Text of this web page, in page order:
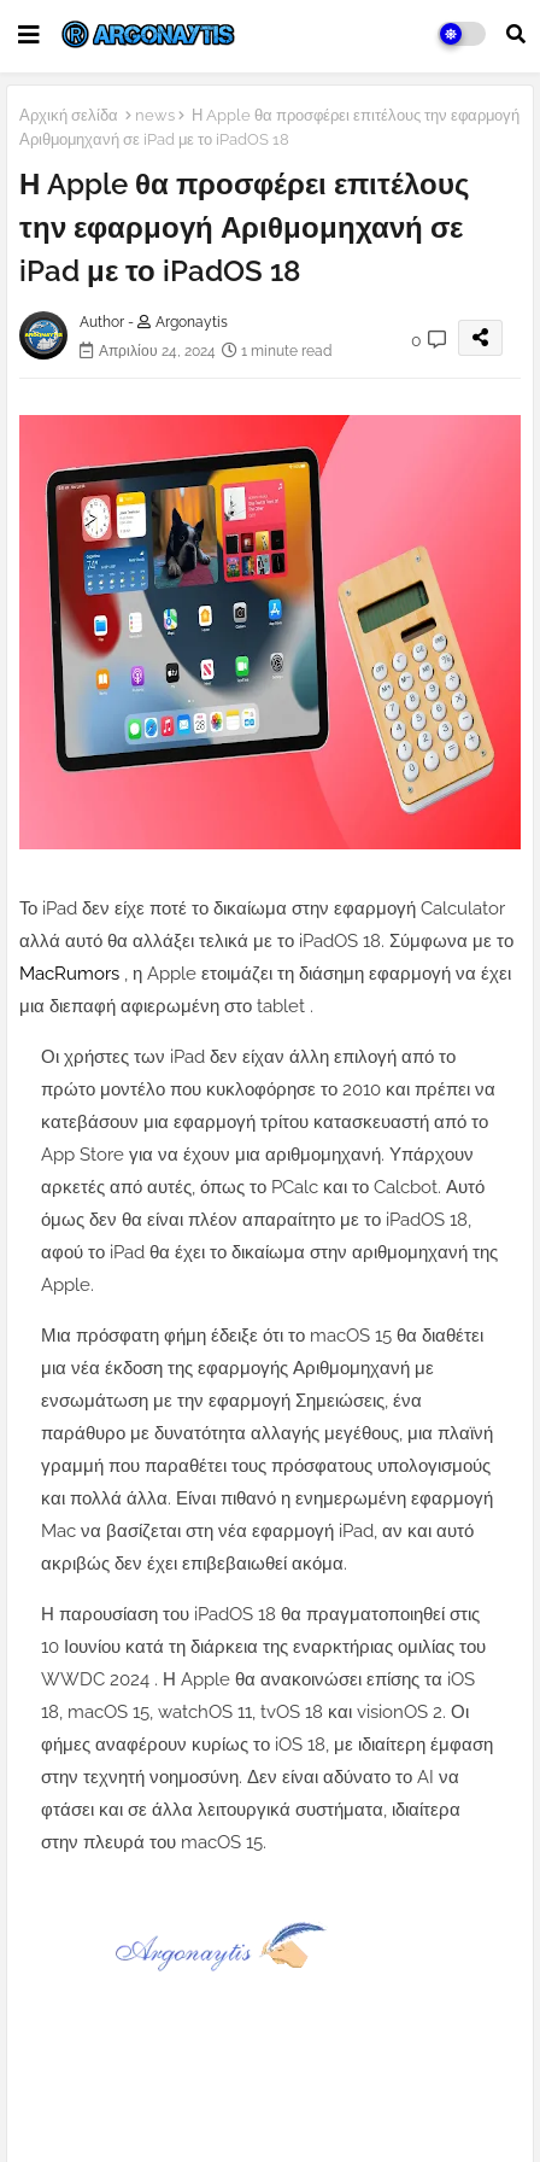
Αρχική σελίδα news
Η Apple θα προσφέρει επιτέλους την εφαρμογή
Αριθμομηχανή σε iPad με το iPadOS 18
Η Apple θα προσφέρει επιτέλους
την εφαρμογή Αριθμομηχανή σε
iPad με το iPadOS 18
Author -
Argonaytis
Απριλίου 24, 2024
1 minute read
0
Το iPad δεν είχε ποτέ το δικαίωμα στην εφαρμογή Calculator
αλλά αυτό θα αλλάξει τελικά με το iPadOS 18. Σύμφωνα με το
MacRumors , η Apple ετοιμάζει τη διάσημη εφαρμογή να έχει
μια διεπαφή αφιερωμένη στο tablet .
Οι χρήστες των iPad δεν είχαν άλλη επιλογή από το
πρώτο μοντέλο που κυκλοφόρησε το 2010 και πρέπει να
κατεβάσουν μια εφαρμογή τρίτου κατασκευαστή από το
App Store για να έχουν μια αριθμομηχανή. Υπάρχουν
αρκετές από αυτές, όπως το PCalc και το Calcbot. Αυτό
όμως δεν θα είναι πλέον απαραίτητο με το iPadOS 18,
αφού το iPad θα έχει το δικαίωμα στην αριθμομηχανή της
Apple.
Μια πρόσφατη φήμη έδειξε ότι το macOS 15 θα διαθέτει
μια νέα έκδοση της εφαρμογής Αριθμομηχανή με
ενσωμάτωση με την εφαρμογή Σημειώσεις, ένα
παράθυρο με δυνατότητα αλλαγής μεγέθους, μια πλαϊνή
γραμμή που παραθέτει τους πρόσφατους υπολογισμούς
και πολλά άλλα. Είναι πιθανό η ενημερωμένη εφαρμογή
Mac να βασίζεται στη νέα εφαρμογή iPad, αν και αυτό
ακριβώς δεν έχει επιβεβαιωθεί ακόμα.
Η παρουσίαση του iPadOS 18 θα πραγματοποιηθεί στις
10 Ιουνίου κατά τη διάρκεια της εναρκτήριας ομιλίας του
WWDC 2024 . Η Apple θα ανακοινώσει επίσης τα iOS
18, macOS 15, watchOS 11, tvOS 18 και visionOS 2. Οι
φήμες αναφέρουν κυρίως το iOS 18, με ιδιαίτερη έμφαση
στην τεχνητή νοημοσύνη. Δεν είναι αδύνατο το AI να
φτάσει και σε άλλα λειτουργικά συστήματα, ιδιαίτερα
στην πλευρά του macOS 15.